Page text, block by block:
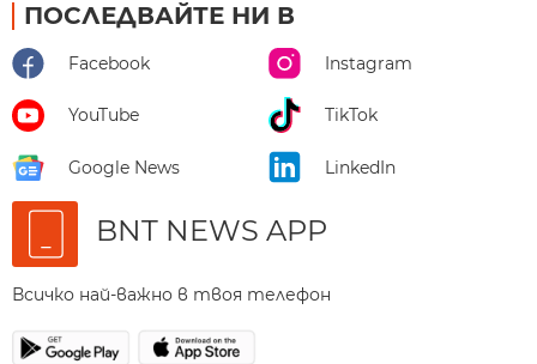
ПОСЛЕДВАЙТЕ НИ В
Facebook Instagram
YouTube TikTok
Google News LinkedIn
BNT NEWS APP
Всичко най-важно в твоя телефон